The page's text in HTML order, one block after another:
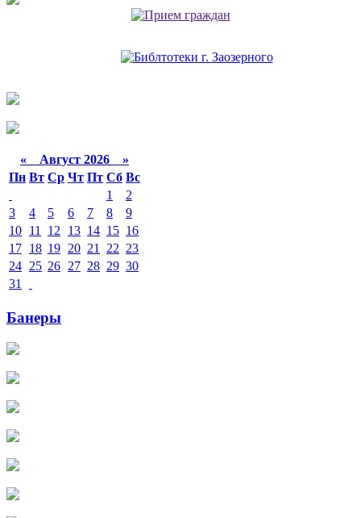
« Август 2026 »
Пн Вт Ср Чт Пт Сб Вс
1
2
3
4 5 6 7 8
9
10 11 12 13 14 15 16
17 18 19 20 21 22 23
24 25 26 27 28 29 30
31
Банеры